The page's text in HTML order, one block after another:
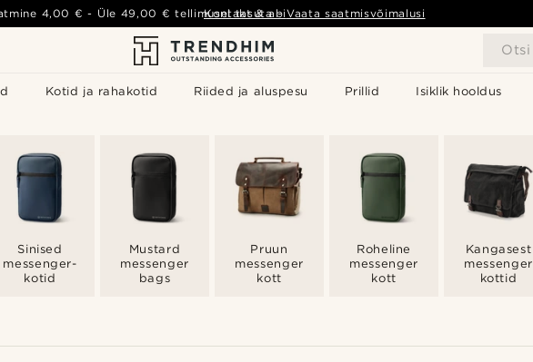
Otsi
Kotid ja rahakotid Riided ja aluspesu Prillid Isiklik hooldus
4,00 € - Üle 49,00 € tellimusel tasuta- Vaata saatmisvõimalusi
Kontakt & abi
Sinised
messenger-
kotid
Mustard
messenger
bags
Pruun
messenger
kott
Roheline
messenger
kott
Kangasest
messenger
kottid